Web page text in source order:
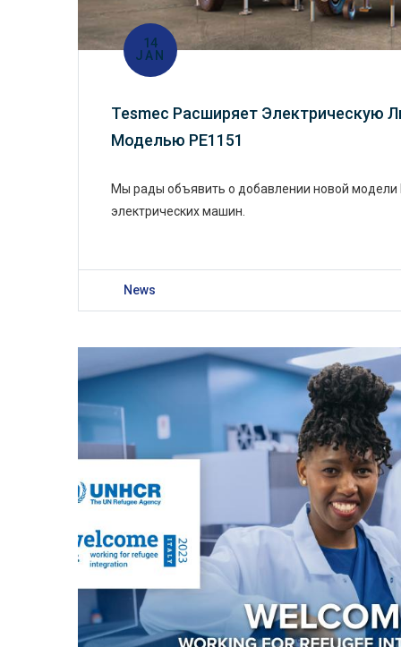
14
JAN
Tesmec Расширяет Электрическую
Моделью PE1151
Мы рады объявить о добавлении новой модели
электрических машин.
News